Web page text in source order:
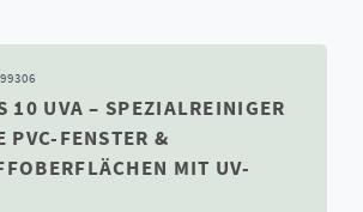
10 UVA – SPEZIALREINIGER
FENSTER & K
MIT UV-S